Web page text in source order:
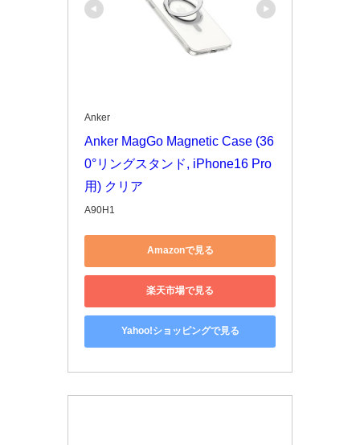
Anker
Anker MagGo Magnetic Case (36
0°リングスタンド, iPhone16 Pro
用) クリア
A90H1
Amazonで見る
楽天市場で見る
Yahoo!ショッピングで見る